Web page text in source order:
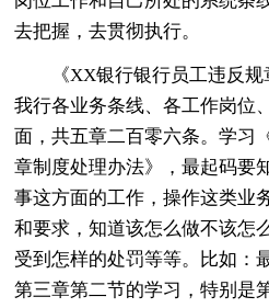
去把握，去贯彻执行。
《XX银行银行员工违反
我行各业务条线、各工作岗位
面，共五章二百零六条。学习
章制度处理办法》，最起码要
事这方面的工作，操作这类业
和要求，知道该怎么做不该怎
受到怎样的处罚等等。比如：
第三章第二节的学习，特别是